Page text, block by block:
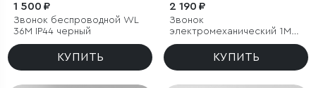
1 500 ₽
Звонок беспроводной WL
36M IP44 черный
КУПИТЬ
2 190 ₽
Звонок
электромеханический 1M
IP44
КУПИТЬ